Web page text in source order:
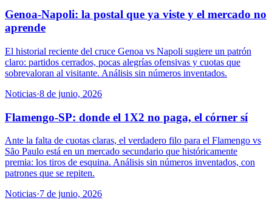
Genoa-Napoli: la postal que ya viste y el mercado no
aprende
El historial reciente del cruce Genoa vs Napoli sugiere un patrón
claro: partidos cerrados, pocas alegrías ofensivas y cuotas que
sobrevaloran al visitante. Análisis sin números inventados.
Noticias·8 de junio, 2026
Flamengo-SP: donde el 1X2 no paga, el córner sí
Ante la falta de cuotas claras, el verdadero filo para el Flamengo vs
São Paulo está en un mercado secundario que históricamente
premia: los tiros de esquina. Análisis sin números inventados, con
patrones que se repiten.
Noticias·7 de junio, 2026